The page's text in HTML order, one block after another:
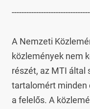
A Nemzeti
közlemények nem
részét, az MTI által
tartalomért minden
a felelős. A